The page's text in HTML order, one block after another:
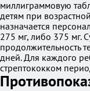
миллиграммовую
детям при
назначается
275 мг, либо 375 мг.
продолжительность
дней. Для каждого
стрептококком